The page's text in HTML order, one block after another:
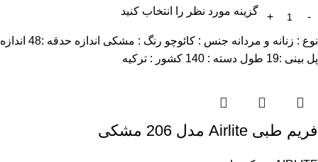
گزینه مورد نظر را انتخاب کنید
نوع : زنانه و مردانه جنس : کائوچو رنگ : مشکی اندازه حدقه :48 اندازه
پل بینی :19 طول دسته : 140 کشور : ترکیه
فریم طبی Airlite مدل 206 مشکی